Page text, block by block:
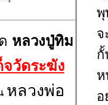
หลวงปู่ทิม
จวัดระฆัง
หลวงพ่อ
พุ
จ
กั้
ห
อ